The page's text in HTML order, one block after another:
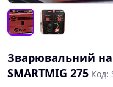
Зварювальний
SMARTMIG 275 Код: